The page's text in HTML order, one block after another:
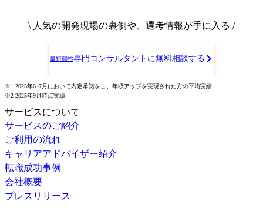
\ 人気の開発現場の裏側や、選考情報が手に入る /
最短60秒専門コンサルタントに無料相談する
※1 2025年6~7月において内定承諾をし、年収アップを実現された方の平均実績
※2 2025年9月時点実績
サービスについて
サービスのご紹介
ご利用の流れ
キャリアアドバイザー紹介
転職成功事例
会社概要
プレスリリース